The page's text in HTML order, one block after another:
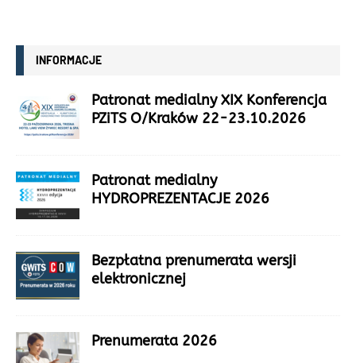
INFORMACJE
Patronat medialny XIX Konferencja
PZiTS O/Kraków 22-23.10.2026
Patronat medialny
HYDROPREZENTACJE 2026
Bezpłatna prenumerata wersji
elektronicznej
Prenumerata 2026